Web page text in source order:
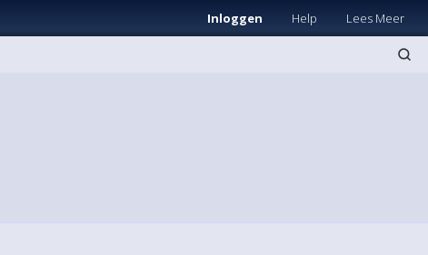
Inloggen Help Lees Meer